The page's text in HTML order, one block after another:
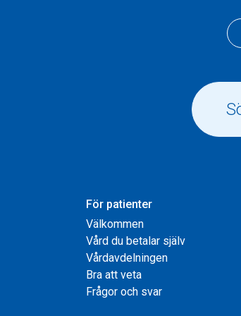
För patienter
Välkommen
Vård du betalar själv
Vårdavdelningen
Bra att veta
Frågor och svar